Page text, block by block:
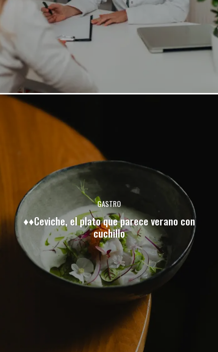
GASTRO
♦♦Ceviche, el plato que parece verano con
cuchillo